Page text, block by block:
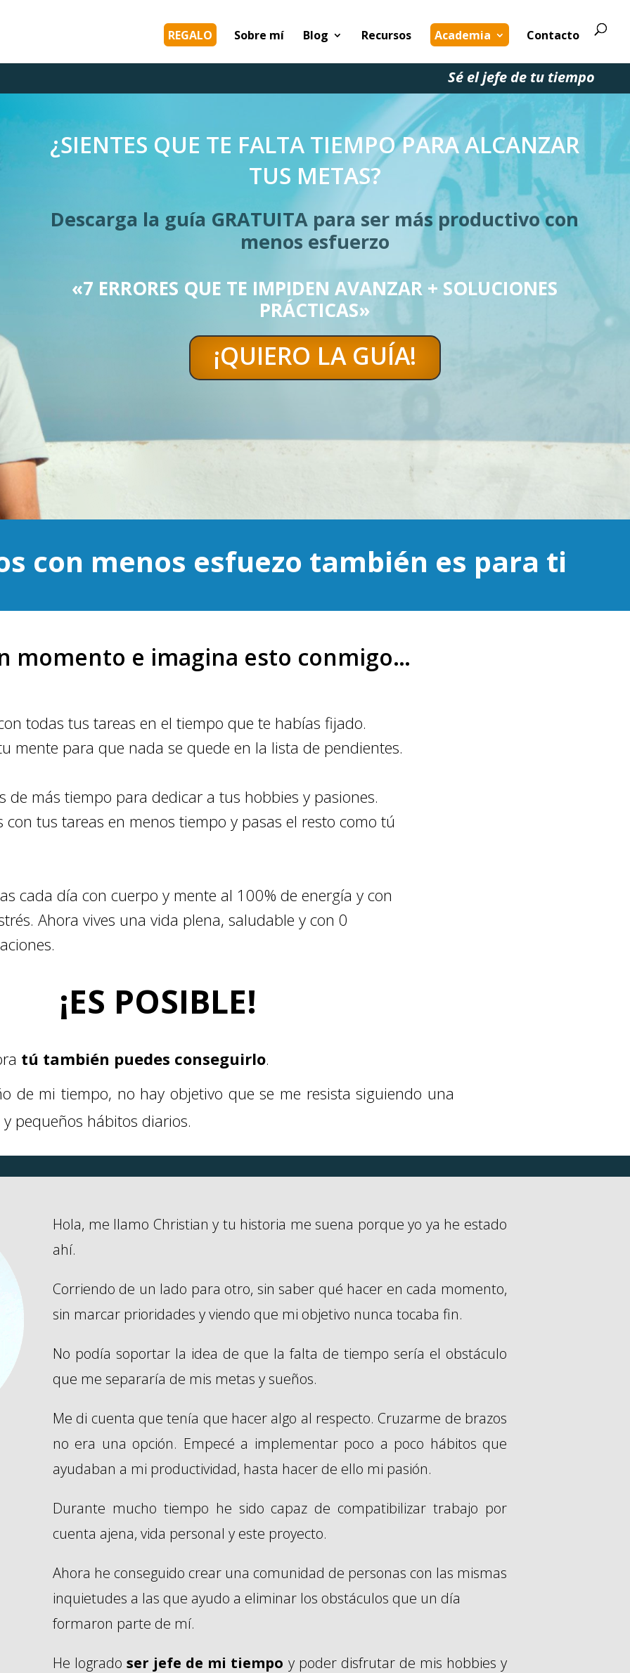
REGALO Sobre mí Blog Recursos Academia Contacto
Sé el jefe de tu tiempo
¿SIENTES QUE TE FALTA TIEMPO PARA ALCANZAR
TUS METAS?
Descarga la guía GRATUITA para ser más productivo con
menos esfuerzo
«7 ERRORES QUE TE IMPIDEN AVANZAR + SOLUCIONES
PRÁCTICAS»
¡QUIERO LA GUÍA!
con menos esfuezo también es para ti
momento e imagina esto conmigo…
todas tus tareas en el tiempo que te habías fijado.
mente para que nada se quede en la lista de pendientes.
de más tiempo para dedicar a tus hobbies y pasiones.
con tus tareas en menos tiempo y pasas el resto como tú
cada día con cuerpo y mente al 100% de energía y con
Ahora vives una vida plena, saludable y con 0
¡ES POSIBLE!
tú también puedes conseguirlo.
de mi tiempo, no hay objetivo que se me resista siguiendo una
pequeños hábitos diarios.
Hola, me llamo Christian y tu historia me suena porque yo ya he estado
ahí.
Corriendo de un lado para otro, sin saber qué hacer en cada momento,
sin marcar prioridades y viendo que mi objetivo nunca tocaba fin.
No podía soportar la idea de que la falta de tiempo sería el obstáculo
que me separaría de mis metas y sueños.
Me di cuenta que tenía que hacer algo al respecto. Cruzarme de brazos
no era una opción. Empecé a implementar poco a poco hábitos que
ayudaban a mi productividad, hasta hacer de ello mi pasión.
Durante mucho tiempo he sido capaz de compatibilizar trabajo por
cuenta ajena, vida personal y este proyecto.
Ahora he conseguido crear una comunidad de personas con las mismas
inquietudes a las que ayudo a eliminar los obstáculos que un día
formaron parte de mí.
He logradoser jefe de mi tiempo y poder disfrutar de mis hobbies y